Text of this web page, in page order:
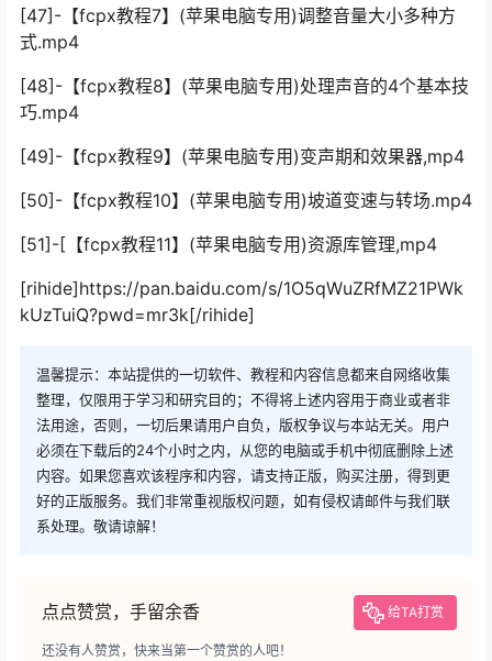
[47]-【fcpx教程7】(苹果电脑专用)调整音量大小多种方
式.mp4
[48]-【fcpx教程8】(苹果电脑专用)处理声音的4个基本技
巧.mp4
[49]-【fcpx教程9】(苹果电脑专用)变声期和效果器,mp4
[50]-【fcpx教程10】(苹果电脑专用)坡道变速与转场.mp4
[51]-[【fcpx教程11】(苹果电脑专用)资源库管理,mp4
[rihide]https://pan.baidu.com/s/1O5qWuZRfMZ21PWk
kUzTuiQ?pwd=mr3k[/rihide]
温馨提示：本站提供的一切软件、教程和内容信息都来自网络收集
整理，仅限用于学习和研究目的；不得将上述内容用于商业或者非
法用途，否则，一切后果请用户自负，版权争议与本站无关。用户
必须在下载后的24个小时之内，从您的电脑或手机中彻底删除上述
内容。如果您喜欢该程序和内容，请支持正版，购买注册，得到更
好的正版服务。我们非常重视版权问题，如有侵权请邮件与我们联
系处理。敬请谅解！
点点赞赏，手留余香 给TA打赏
还没有人赞赏，快来当第一个赞赏的人吧！